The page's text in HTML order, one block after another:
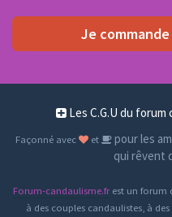
Je
Les C.G.U du forum
Façonné avec et
pour les
qui rêvent
Forum-candaulisme.frest un forum
à des couples candaulistes, à